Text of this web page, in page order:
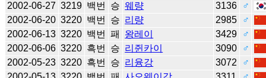
2002-06-27 3219 백번 승 웨량 3136
♂
2002-06-20 3220 백번 승 리량 2985
♂
2002-06-13 3220 백번 패 왕레이 3429
♂
2002-06-06 3220 흑번 승 리쥔카이 3090
♂
2002-05-23 3220 흑번 승 리융강 3072
♂